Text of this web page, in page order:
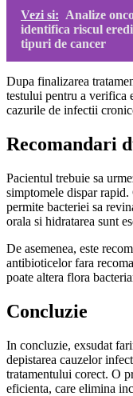
Vezi si: Analize
identifica riscul
tipuri de cancer
Dupa finalizarea
testului pentru a verifica
cazurile de infectii
Recomandari
Pacientul trebuie sa
simptomele dispar
permite bacteriei sa
orala si hidratarea sunt
De asemenea, este
antibioticelor fara
poate altera flora
Concluzie
In concluzie, exsudat
depistarea cauzelor
tratamentului corect. O
eficienta, care elimina